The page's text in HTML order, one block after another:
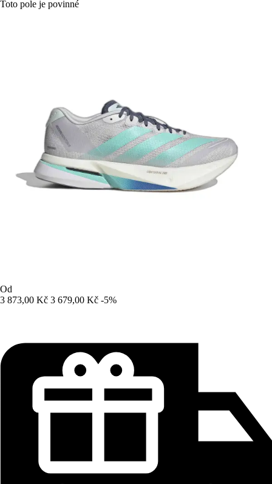
Toto pole je povinné
Od
3 873,00 Kč 3 679,00 Kč -5%